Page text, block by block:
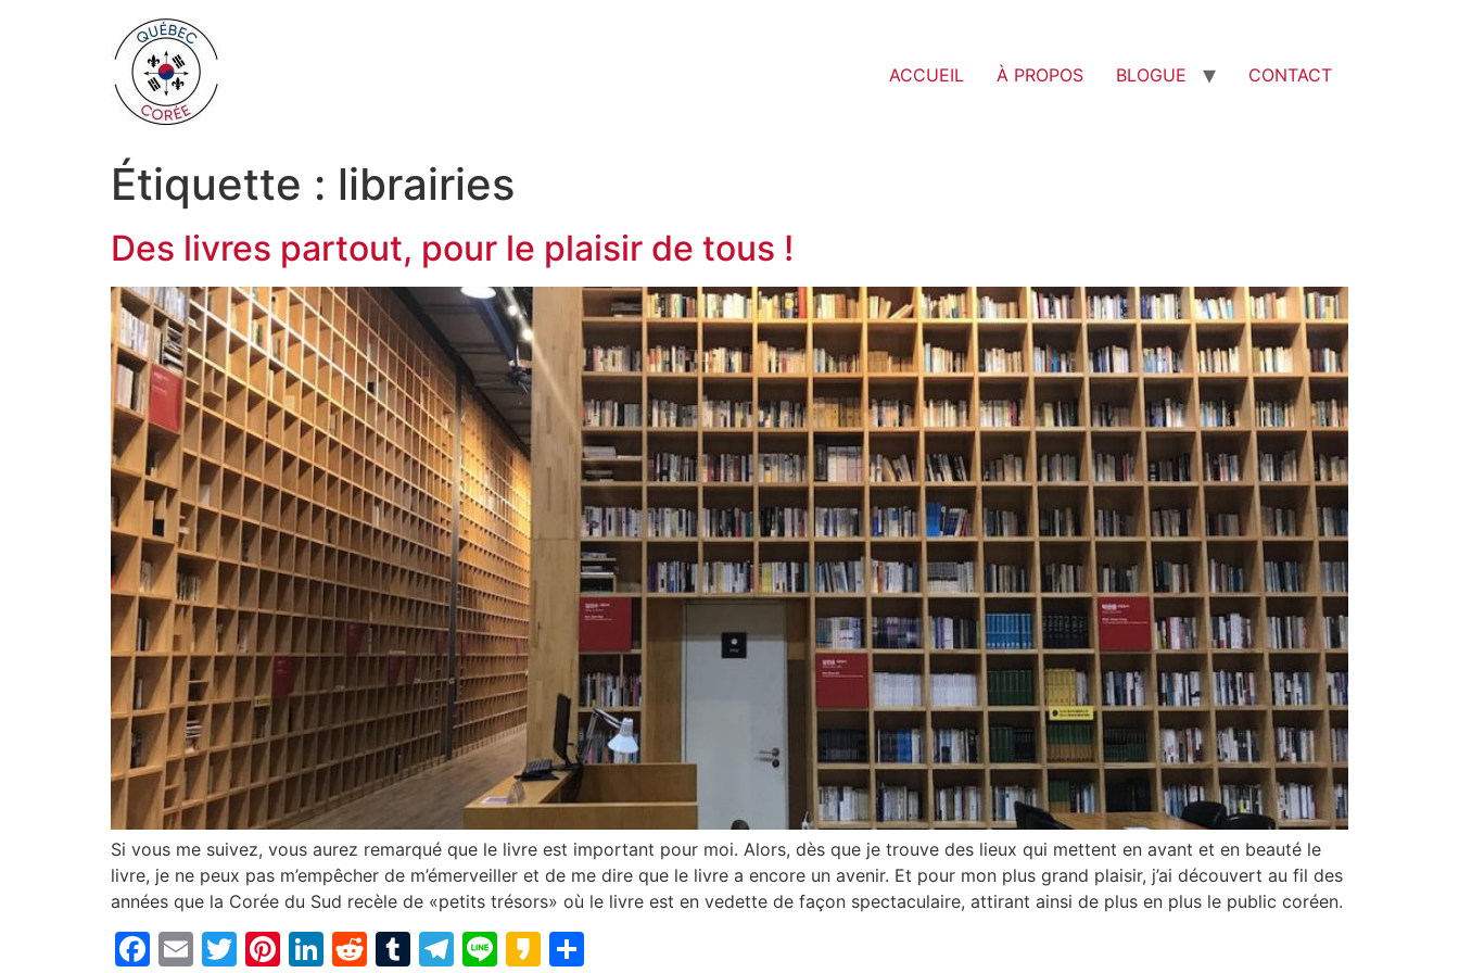
ACCUEIL À PROPOS BLOGUE CONTACT
Étiquette : librairies
Des livres partout, pour le plaisir de tous !
Si vous me suivez, vous aurez remarqué que le livre est important pour moi. Alors, dès que je trouve des lieux qui mettent en avant et en beauté le
livre, je ne peux pas m’empêcher de m’émerveiller et de me dire que le livre a encore un avenir. Et pour mon plus grand plaisir, j’ai découvert au fil des
années que la Corée du Sud recèle de «petits trésors» où le livre est en vedette de façon spectaculaire, attirant ainsi de plus en plus le public coréen.
Facebook
EmailTwitter
Pinterest
LinkedIn
Reddit
Tumblr
Telegram
LineKakao